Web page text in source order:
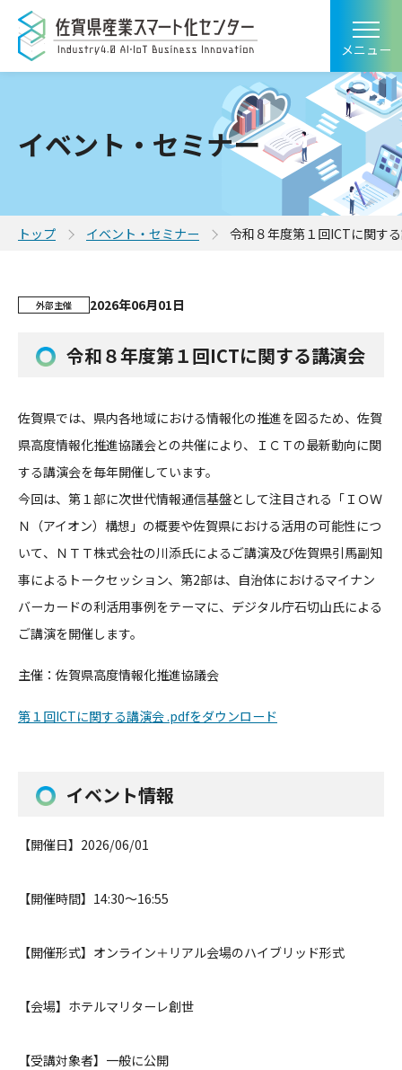
メニュー
イベント・セミナー
トップ イベント・セミナー 令和８年度第１回ICTに関す
外部主催 2026年06月01日
令和８年度第１回ICTに関する講演会
佐賀県では、県内各地域における情報化の推進を図るため、佐賀
県高度情報化推進協議会との共催により、ＩＣＴの最新動向に関
する講演会を毎年開催しています。
今回は、第１部に次世代情報通信基盤として注目される「ＩＯＷ
Ｎ （アイオン）構想」の概要や佐賀県における活用の可能性につ
いて、ＮＴＴ株式会社の川添氏によるご講演及び佐賀県引馬副知
事によるトークセッション、第2部は、自治体におけるマイナン
バーカー ドの利活用事例をテーマに、デジタル庁石切山氏による
ご講演を開催します。
主催：佐賀県高度情報化推進協議会
第１回ICTに関する講演会 .pdfをダウンロード
イベント情報
【開催日】 2026/06/01
【開催時間】 14:30～16:55
【開催形式】 オンライン＋リアル会場のハイブリッド形式
【会場】 ホテルマリターレ創世
【受講対象者】 一般に公開